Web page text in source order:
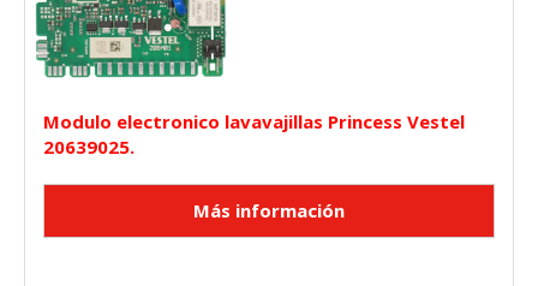
Modulo electronico lavavajillas Princess Vestel
20639025.